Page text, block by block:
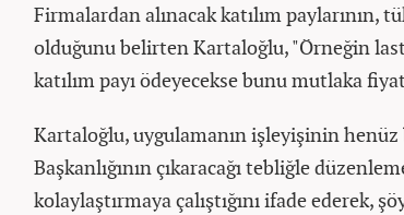
Firmalardan alınacak katılım paylarının,
olduğunu belirten Kartaloğlu, "Örneğin
katılım payı ödeyecekse bunu mutlaka
Kartaloğlu, uygulamanın işleyişinin
Başkanlığının çıkaracağı tebliğle
kolaylaştırmaya çalıştığını ifade ederek,